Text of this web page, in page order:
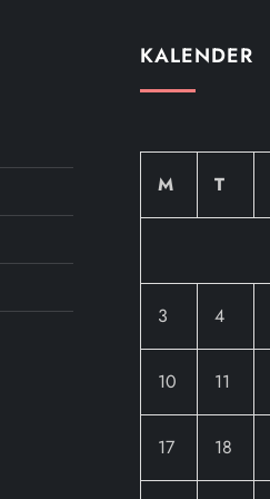
KALENDER
M
T
3 4
10 11
17 18